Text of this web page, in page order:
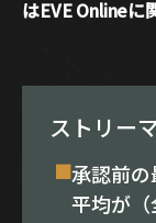
はEVE Onlineに
ストリー
承認前
平均が